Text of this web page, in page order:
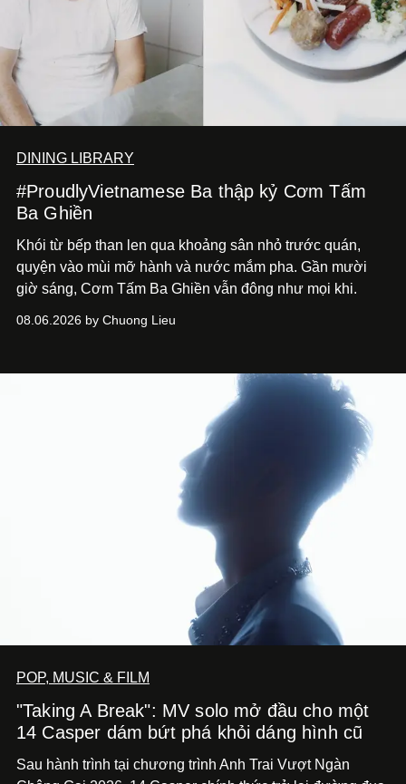
DINING LIBRARY
#ProudlyVietnamese Ba thập kỷ Cơm Tấm
Ba Ghiền
Khói từ bếp than len qua khoảng sân nhỏ trước quán,
quyện vào mùi mỡ hành và nước mắm pha. Gần mười
giờ sáng, Cơm Tấm Ba Ghiền vẫn đông như mọi khi.
08.06.2026 by Chuong Lieu
POP, MUSIC & FILM
"Taking A Break": MV solo mở đầu cho một
14 Casper dám bứt phá khỏi dáng hình cũ
Sau hành trình tại chương trình Anh Trai Vượt Ngàn